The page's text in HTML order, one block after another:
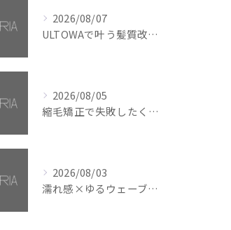
2026/08/07
ULTOWAで叶う髪質改善美髪カラー【銀座・美容室WISTERIA】
2026/08/05
縮毛矯正で失敗したくない方へ【銀座・美容室WISTERIA】
2026/08/03
濡れ感×ゆるウェーブミディアム【銀座・美容室WISTERIA】